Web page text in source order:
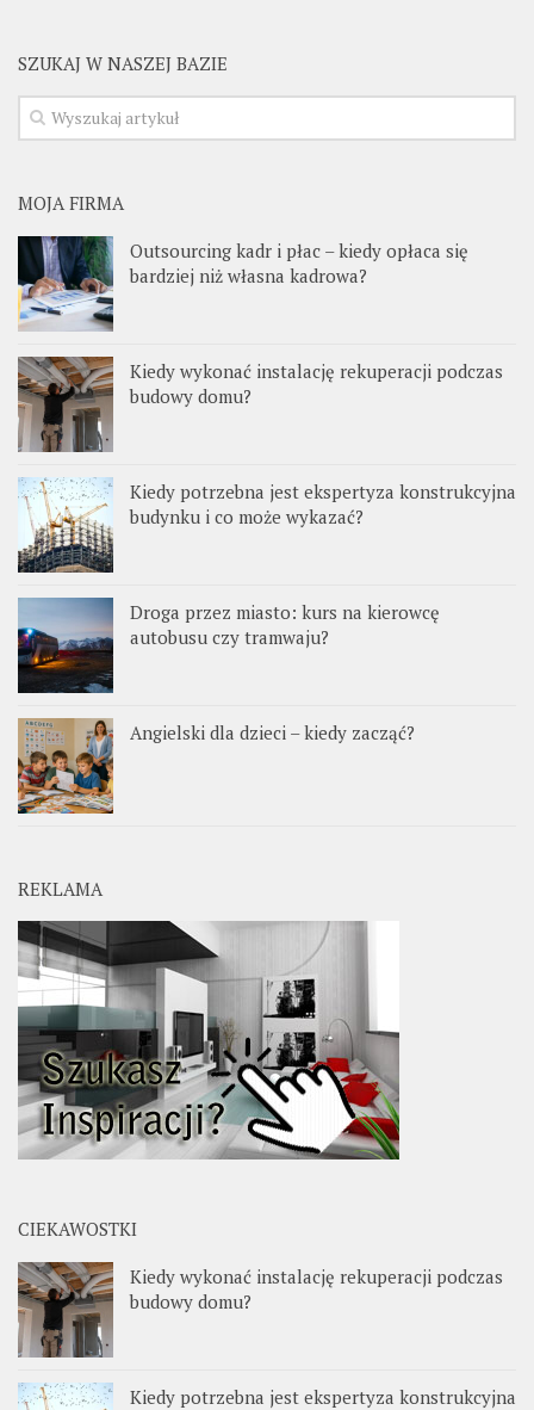
SZUKAJ W NASZEJ BAZIE
MOJA FIRMA
Outsourcing kadr i płac – kiedy opłaca się
bardziej niż własna kadrowa?
Kiedy wykonać instalację rekuperacji podczas
budowy domu?
Kiedy potrzebna jest ekspertyza konstrukcyjna
budynku i co może wykazać?
Droga przez miasto: kurs na kierowcę
autobusu czy tramwaju?
Angielski dla dzieci – kiedy zacząć?
REKLAMA
CIEKAWOSTKI
Kiedy wykonać instalację rekuperacji podczas
budowy domu?
Kiedy potrzebna jest ekspertyza konstrukcyjna